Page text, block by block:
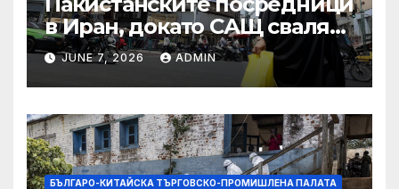
в Иран, докато САЩ свалят
дронове, Ливан търси мир
JUNE 7, 2026 ADMIN
БЪЛГАРО-КИТАЙСКА ТЪРГОВСКО-ПРОМИШЛЕНА ПАЛАТА